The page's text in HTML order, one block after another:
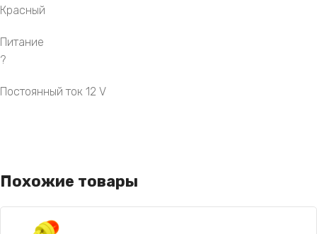
Красный
Питание
?
Постоянный ток 12 V
Похожие товары